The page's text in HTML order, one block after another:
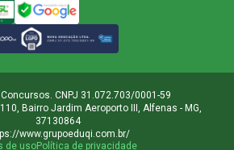
CNPJ 31.072.703/0001-59
Bairro Jardim Aeroporto III, Alfenas - MG,
37130864
www.grupoeduqi.com.br/
de usoPolítica de privacidade